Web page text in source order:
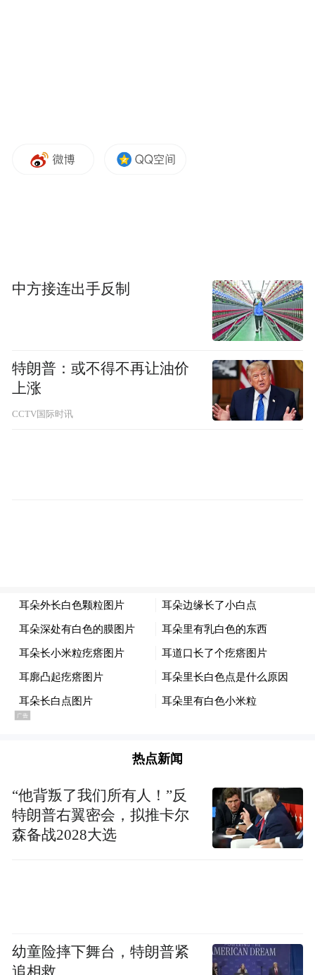
中方接连出手反制
特朗普：或不得不再让油价
上涨
CCTV国际时讯
热点新闻
“他背叛了我们所有人！”反
特朗普右翼密会，拟推卡尔
森备战2028大选
幼童险摔下舞台，特朗普紧
追相救